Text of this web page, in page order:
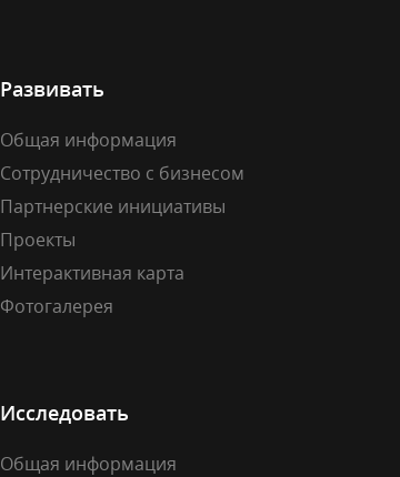
Развивать
Общая информация
Сотрудничество с бизнесом
Партнерские инициативы
Проекты
Интерактивная карта
Фотогалерея
Исследовать
Общая информация